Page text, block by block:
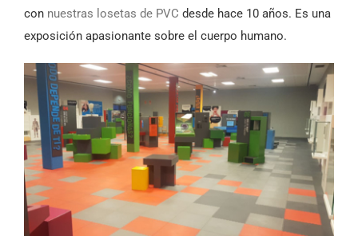
con nuestras losetas de PVC desde hace 10 años. Es una
exposición apasionante sobre el cuerpo humano.